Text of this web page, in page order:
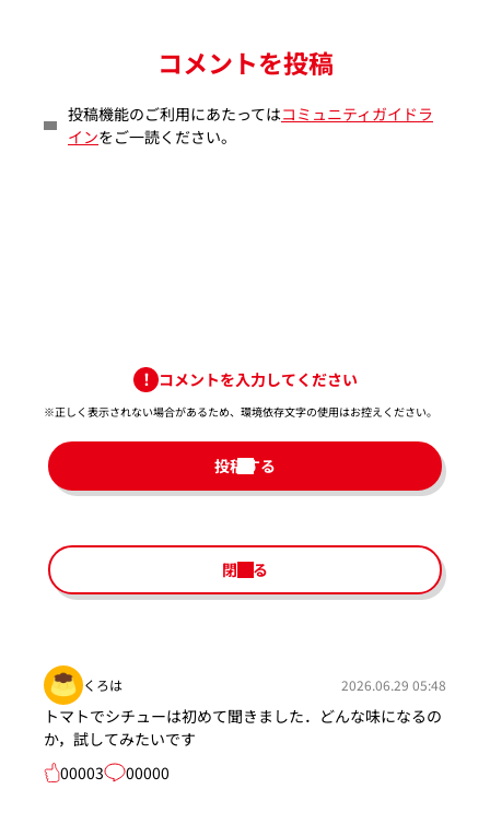
コメントを投稿
投稿機能のご利用にあたってはコミュニティガイドラ
インをご一読ください。
コメントを入力してください
※正しく表示されない場合があるため、環境依存文字の使用はお控えください。​
投稿する
閉じる
くろは 2026.06.29 05:48
トマトでシチューは初めて聞きました．どんな味になるの
か，試してみたいです
00003
00000